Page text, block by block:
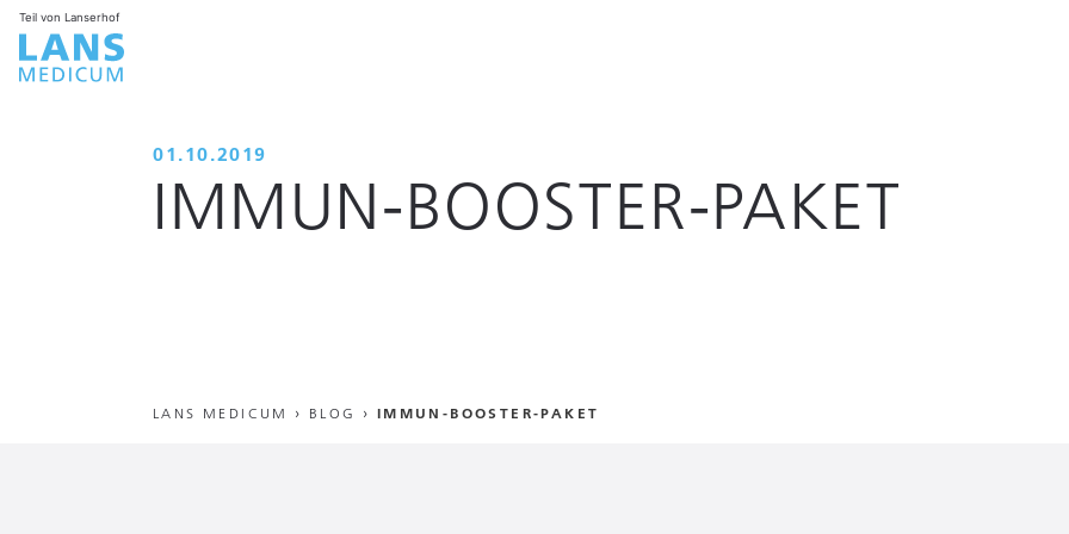
Teil von Lanserhof
01.10.2019
IMMUN-BOOSTER-PAKET
LANS MEDICUM › BLOG › IMMUN-BOOSTER-PAKET